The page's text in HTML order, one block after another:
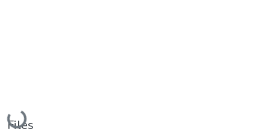
Loading...
Files